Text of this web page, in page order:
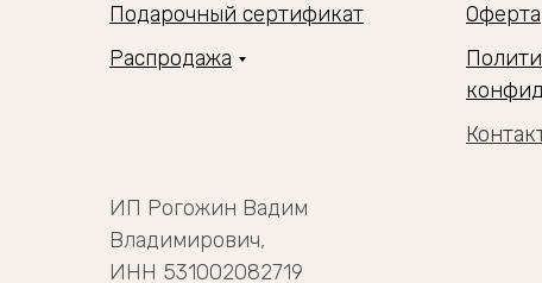
Подарочный сертификат
Распродажа
Оферта
ИП Рогожин Вадим
Владимирович,
ИНН 531002082719